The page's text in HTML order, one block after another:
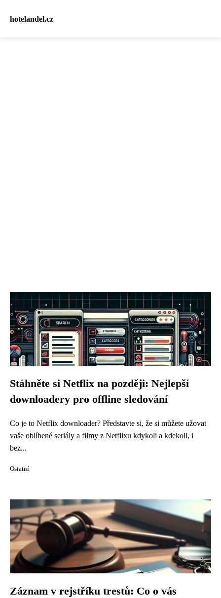
hotelandel.cz
Stáhněte si Netflix na později: Nejlepší
downloadery pro offline sledování
Co je to Netflix downloader? Představte si, že si můžete užovat
vaše oblíbené seriály a filmy z Netflixu kdykoli a kdekoli, i
bez...
Ostatní
Záznam v rejstříku trestů: Co o vás